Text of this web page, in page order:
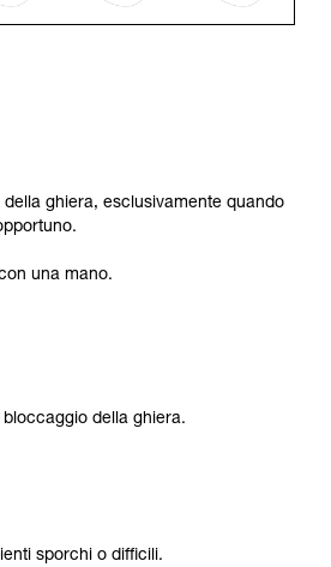
ghiera, esclusivamente quando
una mano.
della ghiera.
sporchi o difficili.